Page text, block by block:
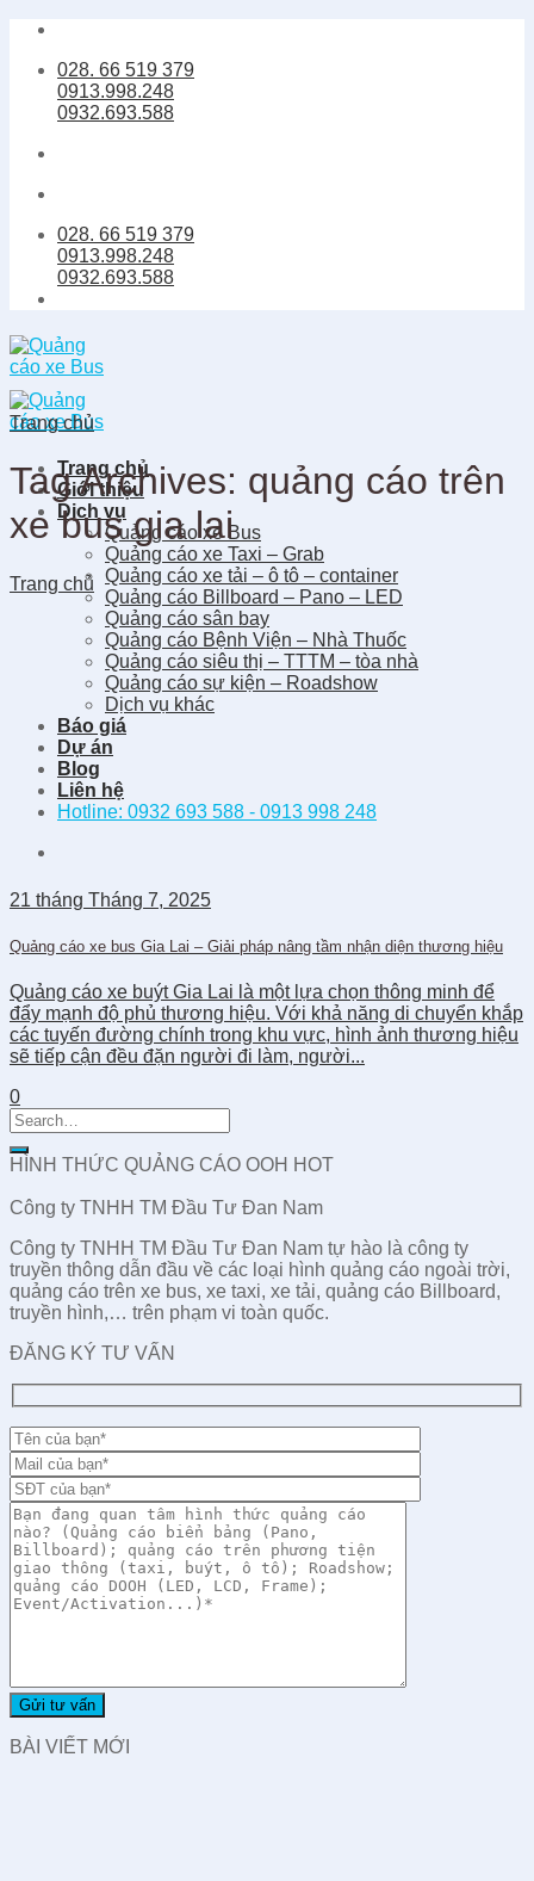
Skip
content028. 66 519 379
0913.998.248
0932.693.588
028. 66 519 379
0913.998.248
0932.693.588
Trang chủ
Giới thiệu
Dịch vụ
Quảng cáo xe Bus
Quảng cáo xe Taxi – Grab
Quảng cáo xe tải – ô tô – container
Quảng cáo Billboard – Pano – LED
Quảng cáo sân bay
Quảng cáo Bệnh Viện – Nhà Thuốc
Quảng cáo siêu thị – TTTM – tòa nhà
Quảng cáo sự kiện – Roadshow
Dịch vụ khác
Báo giá
Dự án
Blog
Liên hệ
Hotline: 0932 693 588 - 0913 998 248
Trang chủ
Tag Archives: quảng cáo trên
xe bus gia lai
Trang chủ
21 tháng Tháng 7, 2025
Quảng cáo xe bus Gia Lai – Giải pháp nâng tầm nhận diện thương hiệu
Quảng cáo xe buýt Gia Lai là một lựa chọn thông minh để
đẩy mạnh độ phủ thương hiệu. Với khả năng di chuyển khắp
các tuyến đường chính trong khu vực, hình ảnh thương hiệu
sẽ tiếp cận đều đặn người đi làm, người...
0
HÌNH THỨC QUẢNG CÁO OOH HOT
Công ty TNHH TM Đầu Tư Đan Nam
Công ty TNHH TM Đầu Tư Đan Nam tự hào là công ty
truyền thông dẫn đầu về các loại hình quảng cáo ngoài trời,
quảng cáo trên xe bus, xe taxi, xe tải, quảng cáo Billboard,
truyền hình,… trên phạm vi toàn quốc.
ĐĂNG KÝ TƯ VẤN
BÀI VIẾT MỚI